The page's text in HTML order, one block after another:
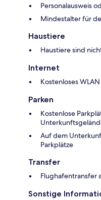
Personalausweis
Mindestalter für
Haustiere
Haustiere sind
Internet
Kostenloses
Parken
Kostenlose
Auf dem
Parkplätze
Transfer
Flughafentransfer
Sonstige